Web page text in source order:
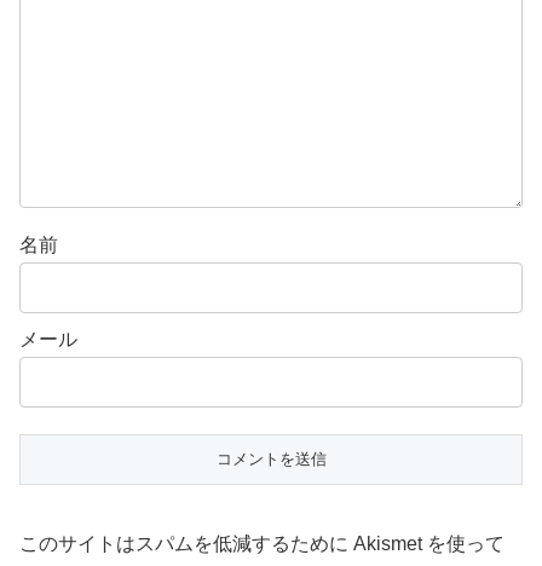
名前
メール
このサイトはスパムを低減するために Akismet を使って